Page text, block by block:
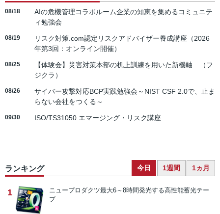
08/18
AIの危機管理コラボルーム企業の知恵を集めるコミュニテ
ィ勉強会
08/19
リスク対策.com認定リスクアドバイザー養成講座（2026
年第3回：オンライン開催）
08/25
【体験会】災害対策本部の机上訓練を用いた新機軸 （フ
ジクラ）
08/26
サイバー攻撃対応BCP実践勉強会～NIST CSF 2.0で、止ま
らない会社をつくる～
09/30 ISO/TS31050 エマージング・リスク講座
ランキング 今日 1週間 1ヵ月
1 ニュープロダクツ最大6～8時間発光する高性能蓄光テー
プ